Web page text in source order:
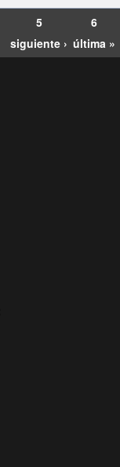
5
6
siguiente › última »